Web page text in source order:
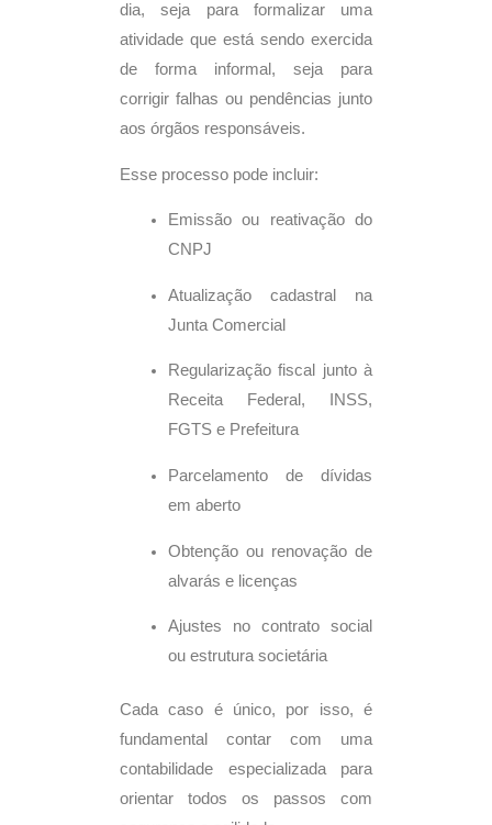
dia, seja para formalizar uma
atividade que está sendo exercida
de forma informal, seja para
corrigir falhas ou pendências junto
aos órgãos responsáveis.
Esse processo pode incluir:
Emissão ou reativação do
CNPJ
Atualização cadastral na
Junta Comercial
Regularização fiscal junto à
Receita Federal, INSS,
FGTS e Prefeitura
Parcelamento de dívidas
em aberto
Obtenção ou renovação de
alvarás e licenças
Ajustes no contrato social
ou estrutura societária
Cada caso é único, por isso, é
fundamental contar com uma
contabilidade especializada para
orientar todos os passos com